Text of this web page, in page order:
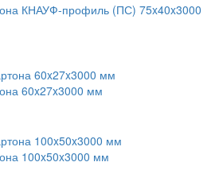
КНАУФ-профиль (ПС) 75x40x3000
60x27x3000 мм
100x50x3000 мм